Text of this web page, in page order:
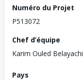
Numéro du Projet
P513072
Chef d’équipe
Karim Ouled Belayachi
Pays